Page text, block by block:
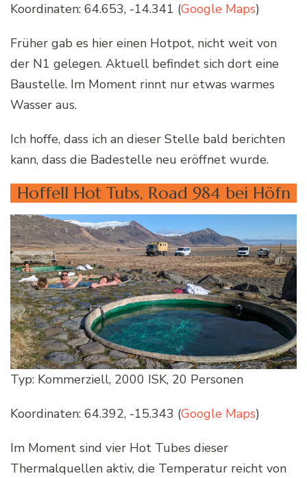
Koordinaten: 64.653, -14.341 (Google Maps)
Früher gab es hier einen Hotpot, nicht weit von
der N1 gelegen. Aktuell befindet sich dort eine
Baustelle. Im Moment rinnt nur etwas warmes
Wasser aus.
Ich hoffe, dass ich an dieser Stelle bald berichten
kann, dass die Badestelle neu eröffnet wurde.
Hoffell Hot Tubs, Road 984 bei Höfn
Typ: Kommerziell, 2000 ISK, 20 Personen
Koordinaten: 64.392, -15.343 (Google Maps)
Im Moment sind vier Hot Tubes dieser
Thermalquellen aktiv, die Temperatur reicht von